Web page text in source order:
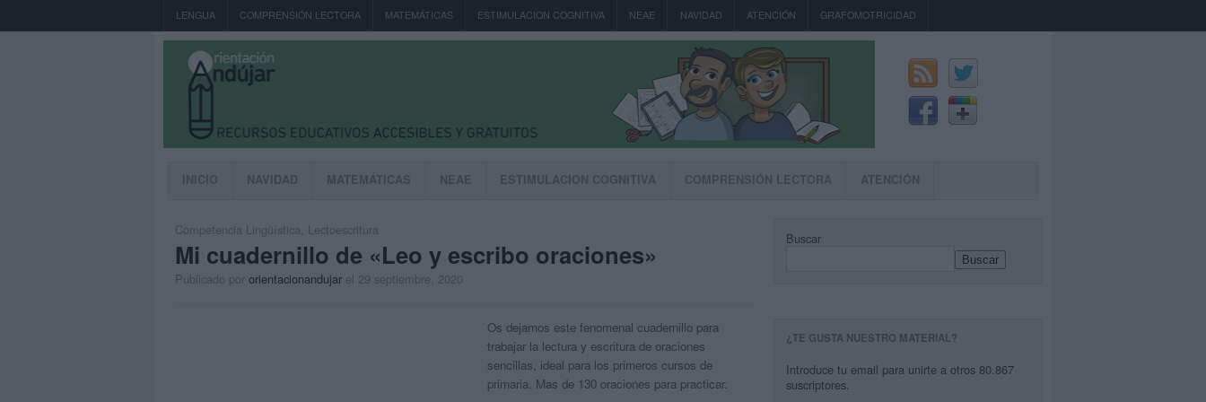
LENGUA COMPRENSIÓN LECTORA MATEMÁTICAS ESTIMULACION COGNITIVA NEAE NAVIDAD ATENCIÓN GRAFOMOTRICIDAD
INICIO NAVIDAD MATEMÁTICAS NEAE ESTIMULACION COGNITIVA COMPRENSIÓN LECTORA ATENCIÓN
Competencia Lingüística Lectoescritura
Mi cuadernillo de «Leo y escribo oraciones»
Publicado por orientacionandujar el 29 septiembre, 2020
Os dejamos este fenomenal cuadernillo para
trabajar la lectura y escritura de oraciones
sencillas, ideal para los primeros cursos de
primaria. Mas de 130 oraciones para practicar.
Buscar
Buscar
¿TE GUSTA NUESTRO MATERIAL?
Introduce tu email para unirte a otros 80.867
suscriptores.